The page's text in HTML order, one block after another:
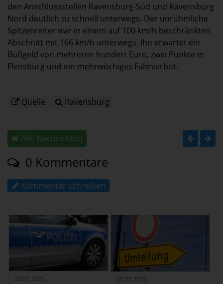
den Anschlussstellen Ravensburg-Süd und Ravensburg
Nord deutlich zu schnell unterwegs. Der unrühmliche
Spitzenreiter war in einem auf 100 km/h beschränkten
Abschnitt mit 166 km/h unterwegs. Ihn erwartet ein
Bußgeld von mehreren hundert Euro, zwei Punkte in
Flensburg und ein mehrwöchiges Fahrverbot.
Quelle Ravensburg
Alle Nachrichten
0 Kommentare
Kommentar schreiben
20.07.2026 07.07.2026